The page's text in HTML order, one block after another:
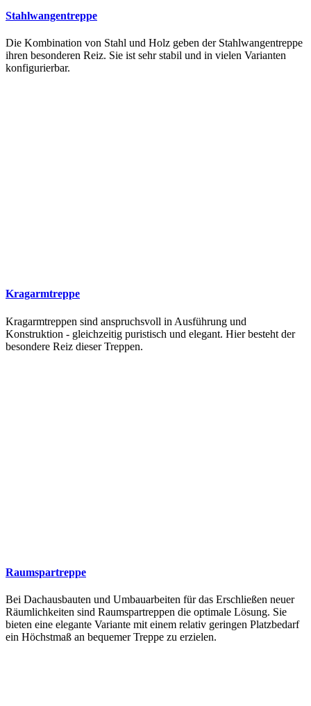
Stahlwangentreppe
Die Kombination von Stahl und Holz geben der Stahlwangentreppe
ihren besonderen Reiz. Sie ist sehr stabil und in vielen Varianten
konfigurierbar.
Kragarmtreppe
Kragarmtreppen sind anspruchsvoll in Ausführung und
Konstruktion - gleichzeitig puristisch und elegant. Hier besteht der
besondere Reiz dieser Treppen.
Raumspartreppe
Bei Dachausbauten und Umbauarbeiten für das Erschließen neuer
Räumlichkeiten sind Raumspartreppen die optimale Lösung. Sie
bieten eine elegante Variante mit einem relativ geringen Platzbedarf
ein Höchstmaß an bequemer Treppe zu erzielen.